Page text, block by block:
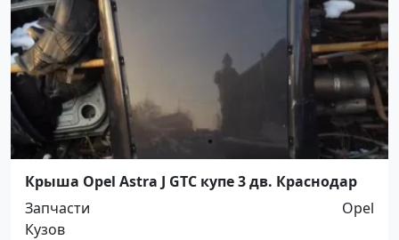
Крыша Opel Astra J GTC купе 3 дв. Краснодар
Запчасти
Opel
Кузов